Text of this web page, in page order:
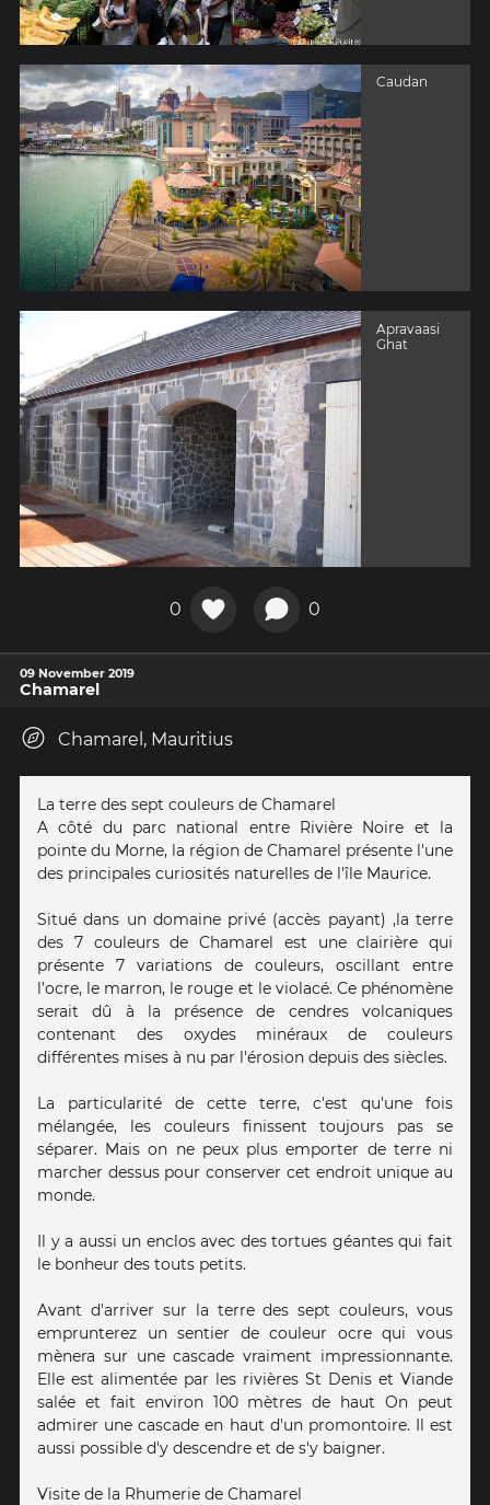
Caudan
Apravaasi
Ghat
0 0
09 November 2019
Chamarel
Chamarel, Mauritius
La terre des sept couleurs de Chamarel
A côté du parc national entre Rivière Noire et la
pointe du Morne, la région de Chamarel présente l'une
des principales curiosités naturelles de l'île Maurice.
Situé dans un domaine privé (accès payant) ,la terre
des 7 couleurs de Chamarel est une clairière qui
présente 7 variations de couleurs, oscillant entre
l’ocre, le marron, le rouge et le violacé. Ce phénomène
serait dû à la présence de cendres volcaniques
contenant des oxydes minéraux de couleurs
différentes mises à nu par l'érosion depuis des siècles.
La particularité de cette terre, c'est qu'une fois
mélangée, les couleurs finissent toujours pas se
séparer. Mais on ne peux plus emporter de terre ni
marcher dessus pour conserver cet endroit unique au
monde.
Il y a aussi un enclos avec des tortues géantes qui fait
le bonheur des touts petits.
Avant d'arriver sur la terre des sept couleurs, vous
emprunterez un sentier de couleur ocre qui vous
mènera sur une cascade vraiment impressionnante.
Elle est alimentée par les rivières St Denis et Viande
salée et fait environ 100 mètres de haut On peut
admirer une cascade en haut d'un promontoire. Il est
aussi possible d'y descendre et de s'y baigner.
Visite de la Rhumerie de Chamarel